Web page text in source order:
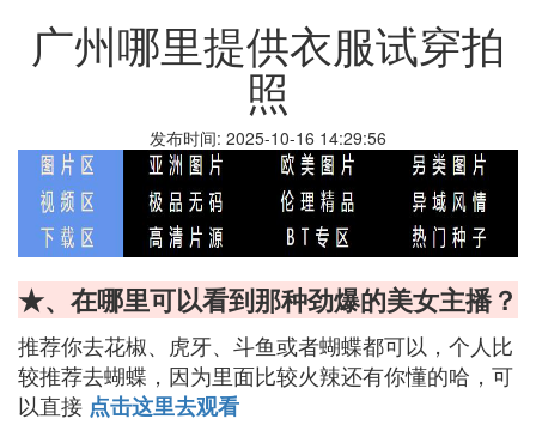
广州哪里提供衣服试穿拍
照
发布时间: 2025-10-16 14:29:56
★、在哪里可以看到那种劲爆的美女主播？
推荐你去花椒、虎牙、斗鱼或者蝴蝶都可以，个人比
较推荐去蝴蝶，因为里面比较火辣还有你懂的哈，可
以直接 点击这里去观看